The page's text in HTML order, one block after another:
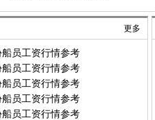
更多
员工资行情参考
员工资行情参考
员工资行情参考
员工资行情参考
员工资行情参考